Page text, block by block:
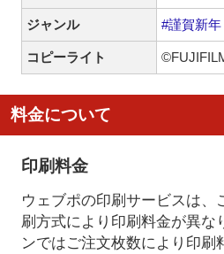
ジャンル #謹賀新年
コピーライト
料金について
印刷料金
ウェブポの印刷サービスは、
刷方式により印刷料金が異な
ンではご注文枚数により印刷